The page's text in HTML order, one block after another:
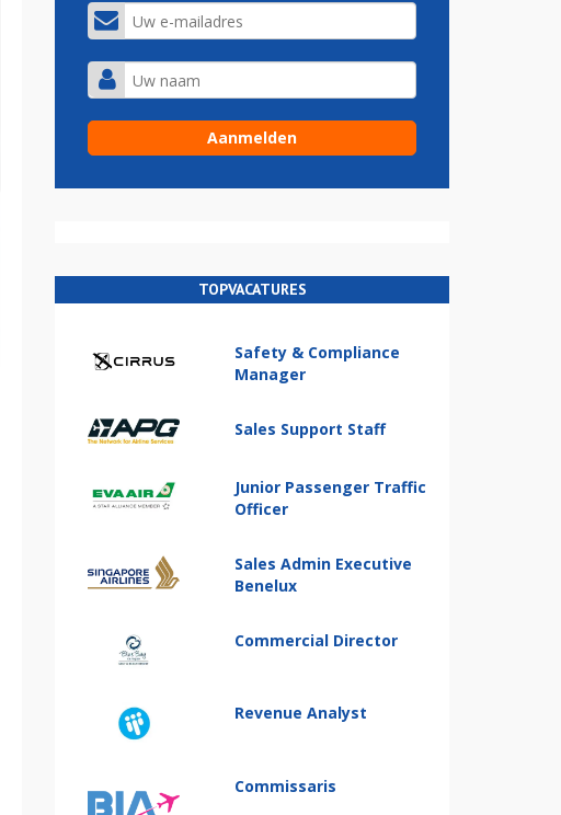
TOPVACATURES
Safety & Compliance
Manager
Sales Support Staff
Junior Passenger Traffic
Officer
Sales Admin Executive
Benelux
Commercial Director
Revenue Analyst
Commissaris